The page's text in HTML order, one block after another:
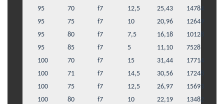
95
70 f7 12,5 25,43
14784
95
75 f7 10 20,96
12649
95
80 f7 7,5 16,18
10128
95
85 f7 5 11,10
7528
100
70 f7 15 31,44
17714
100
71 f7 14,5 30,56
17248
100
75 f7 12,5 26,97
15693
100
80 f7 10 22,19
13482